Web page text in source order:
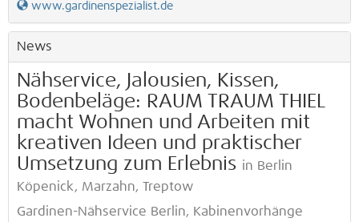
www.gardinenspezialist.de
News
Nähservice, Jalousien, Kissen,
Bodenbeläge: RAUM TRAUM THIEL
macht Wohnen und Arbeiten mit
kreativen Ideen und praktischer
Umsetzung zum Erlebnis in Berlin
Köpenick, Marzahn, Treptow
Gardinen-Nähservice Berlin, Kabinenvorhänge